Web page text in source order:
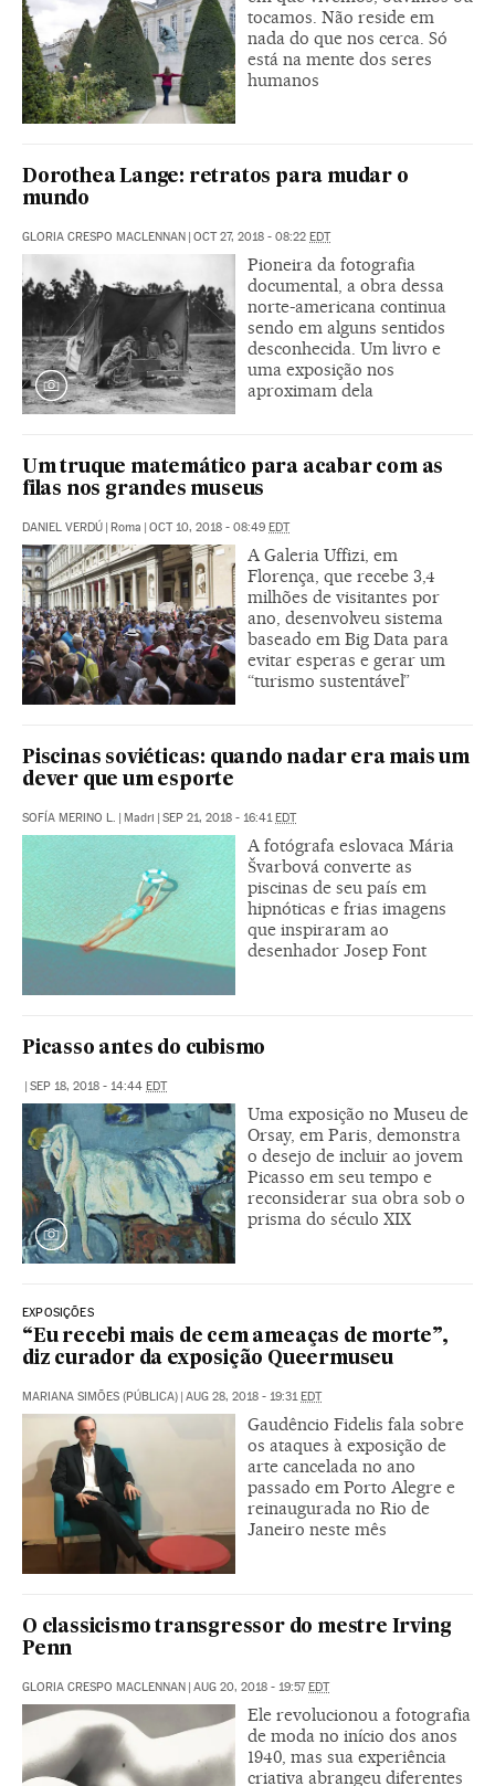
tocamos. Não reside em
nada do que nos cerca. Só
está na mente dos seres
humanos
Dorothea Lange: retratos para mudar o
mundo
GLORIA CRESPO MACLENNAN OCT 27, 2018 - 08:22 EDT
Pioneira da fotografia
documental, a obra dessa
norte-americana continua
sendo em alguns sentidos
desconhecida. Um livro e
uma exposição nos
aproximam dela
Um truque matemático para acabar com as
filas nos grandes museus
DANIEL VERDÚ Roma OCT 10, 2018 - 08:49 EDT
A Galeria Uffizi, em
Florença, que recebe 3,4
milhões de visitantes por
ano, desenvolveu sistema
baseado em Big Data para
evitar esperas e gerar um
“turismo sustentável”
Piscinas soviéticas: quando nadar era mais um
dever que um esporte
SOFÍA MERINO L. Madri SEP 21, 2018 - 16:41 EDT
A fotógrafa eslovaca Mária
Švarbová converte as
piscinas de seu país em
hipnóticas e frias imagens
que inspiraram ao
desenhador Josep Font
Picasso antes do cubismo
SEP 18, 2018 - 14:44 EDT
Uma exposição no Museu de
Orsay, em Paris, demonstra
o desejo de incluir ao jovem
Picasso em seu tempo e
reconsiderar sua obra sob o
prisma do século XIX
EXPOSIÇÕES
“Eu recebi mais de cem ameaças de morte”,
diz curador da exposição Queermuseu
MARIANA SIMÕES (PÚBLICA) AUG 28, 2018 - 19:31 EDT
Gaudêncio Fidelis fala sobre
os ataques à exposição de
arte cancelada no ano
passado em Porto Alegre e
reinaugurada no Rio de
Janeiro neste mês
O classicismo transgressor do mestre Irving
Penn
GLORIA CRESPO MACLENNAN AUG 20, 2018 - 19:57 EDT
Ele revolucionou a fotografia
de moda no início dos anos
1940, mas sua experiência
criativa abrangeu diferentes